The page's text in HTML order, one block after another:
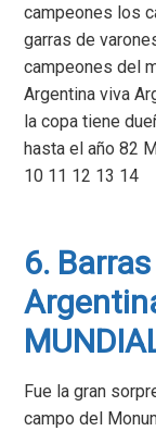
campeones los
garras de
campeones del
Argentina viva
la copa tiene
hasta el año 82
10 11 12 13 14
6.
Fue la gran
campo del